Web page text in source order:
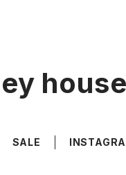
house
SALE